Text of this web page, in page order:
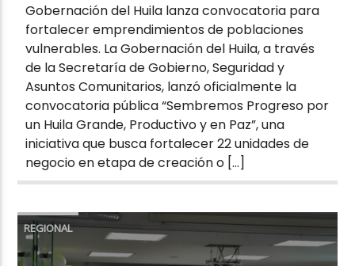
Gobernación del Huila lanza convocatoria para
fortalecer emprendimientos de poblaciones
vulnerables. La Gobernación del Huila, a través
de la Secretaría de Gobierno, Seguridad y
Asuntos Comunitarios, lanzó oficialmente la
convocatoria pública “Sembremos Progreso por
un Huila Grande, Productivo y en Paz”, una
iniciativa que busca fortalecer 22 unidades de
negocio en etapa de creación o […]
REGIONAL